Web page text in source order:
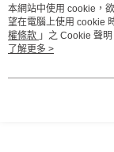
熱門標籤
本網站中使用 cookie，
望在電腦上使用 cookie
權條款 」之 Cookie 聲
用條款之 Cookie 聲明使
了解更多 >